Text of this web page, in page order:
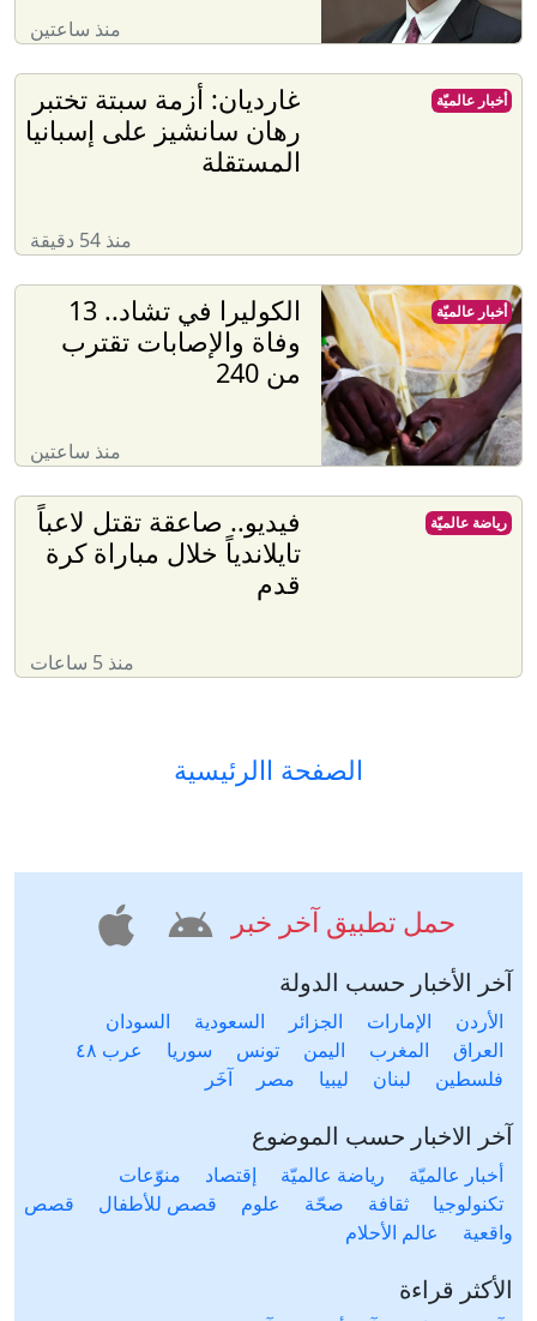
منذ ساعتين
غارديان: أزمة سبتة تختبر
رهان سانشيز على إسبانيا
المستقلة
منذ 54 دقيقة
أخبار عالميّة
الكوليرا في تشاد.. 13
وفاة والإصابات تقترب
من 240
منذ ساعتين
أخبار عالميّة
فيديو.. صاعقة تقتل لاعباً
تايلاندياً خلال مباراة كرة
قدم
منذ 5 ساعات
رياضة عالميّة
الصفحة االرئيسية
حمل تطبيق آخر خبر
آخر الأخبار حسب الدولة
الأردن الإمارات الجزائر السعودية
السودان
العراق
المغرب اليمن تونس سوريا
عرب ٤٨
فلسطين
لبنان ليبيا مصر آخَر
آخر الاخبار حسب الموضوع
أخبار عالميّة رياضة عالميّة إقتصاد
منوّعات
تكنولوجيا
ثقافة صحّة علوم قصص للأطفال
قصص
واقعية
عالم الأحلام
الأكثر قراءة